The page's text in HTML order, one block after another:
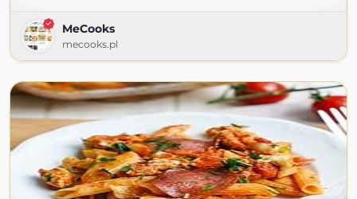
MeCooks
mecooks.pl